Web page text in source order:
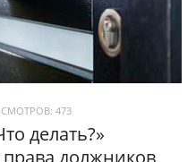
473
делать?»